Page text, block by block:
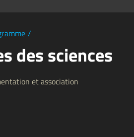
/
des sciences
et association